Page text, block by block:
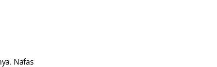
Nafas